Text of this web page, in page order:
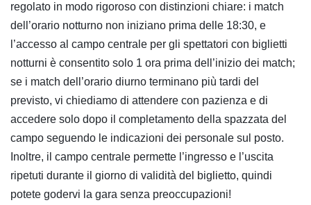
regolato in modo rigoroso con distinzioni chiare: i match
dell’orario notturno non iniziano prima delle 18:30, e
l’accesso al campo centrale per gli spettatori con biglietti
notturni è consentito solo 1 ora prima dell’inizio dei match;
se i match dell’orario diurno terminano più tardi del
previsto, vi chiediamo di attendere con pazienza e di
accedere solo dopo il completamento della spazzata del
campo seguendo le indicazioni dei personale sul posto.
Inoltre, il campo centrale permette l’ingresso e l’uscita
ripetuti durante il giorno di validità del biglietto, quindi
potete godervi la gara senza preoccupazioni!